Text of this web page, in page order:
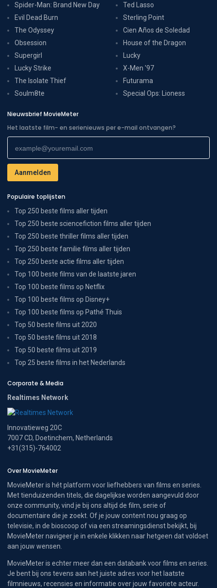
Spider-Man: Brand New Day
Evil Dead Burn
The Odyssey
Obsession
Supergirl
Lucky Strike
The Isolate Thief
Soulm8te
Ted Lasso
Sterling Point
Cien Años de Soledad
House of the Dragon
Lucky
X-Men '97
Futurama
Special Ops: Lioness
Nieuwsbrief MovieMeter
Het laatste film- en serienieuws per e-mail ontvangen?
Populaire toplijsten
Top 250 beste films aller tijden
Top 250 beste sciencefiction films aller tijden
Top 250 beste thriller films aller tijden
Top 250 beste familie films aller tijden
Top 250 beste actie films aller tijden
Top 100 beste films van de laatste jaren
Top 100 beste films op Netflix
Top 100 beste films op Disney+
Top 100 beste films op Pathé Thuis
Top 50 beste films uit 2020
Top 50 beste films uit 2018
Top 50 beste films uit 2019
Top 25 beste films in het Nederlands
Corporate & Media
Realtimes Network
Innovatieweg 20C
7007 CD, Doetinchem, Netherlands
+31(315)-764002
Over MovieMeter
MovieMeter is hét platform voor liefhebbers van films en series.
Met tienduizenden titels, die dagelijkse worden aangevuld door
onze community, vind je bij ons altijd de film, serie of
documentaire die je zoekt. Of je jouw content nou graag op
televisie, in de bioscoop of via een streamingsdienst bekijkt, bij
MovieMeter navigeer je in enkele klikken naar hetgeen dat voldoet
aan jouw wensen.
MovieMeter is echter meer dan een databank voor films en series.
Je bent bij ons tevens aan het juiste adres voor het laatste
filmnieuws, recensies en informatie over jouw favoriete acteur.